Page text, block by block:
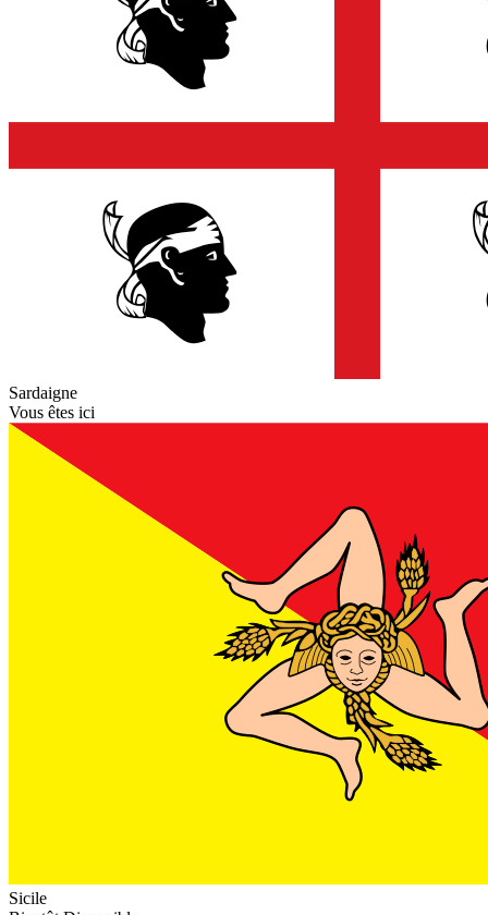
Sardaigne
Vous êtes ici
Sicile